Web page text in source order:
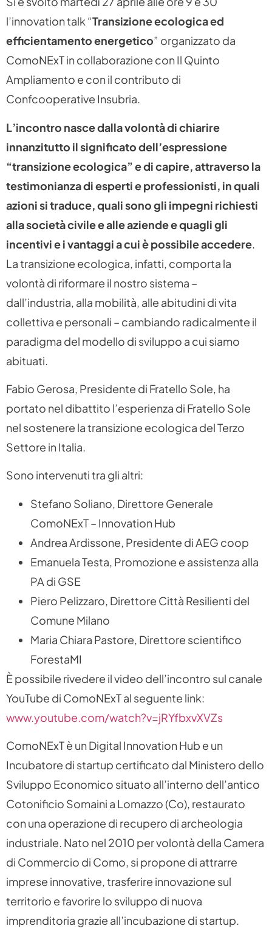
l’innovation talk “Transizione ecologica ed
efficientamento energetico” organizzato da
ComoNExT in collaborazione con Il Quinto
Ampliamento e con il contributo di
Confcooperative Insubria.
L’incontro nasce dalla volontà di chiarire
innanzitutto il significato dell’espressione
“transizione ecologica” e di capire, attraverso la
testimonianza di esperti e professionisti, in quali
azioni si traduce, quali sono gli impegni richiesti
alla società civile e alle aziende e quagli gli
incentivi e i vantaggi a cui è possibile accedere.
La transizione ecologica, infatti, comporta la
volontà di riformare il nostro sistema –
dall’industria, alla mobilità, alle abitudini di vita
collettiva e personali – cambiando radicalmente il
paradigma del modello di sviluppo a cui siamo
abituati.
Fabio Gerosa, Presidente di Fratello Sole, ha
portato nel dibattito l’esperienza di Fratello Sole
nel sostenere la transizione ecologica del Terzo
Settore in Italia.
Sono intervenuti tra gli altri:
Stefano Soliano, Direttore Generale
ComoNExT – Innovation Hub
Andrea Ardissone, Presidente di AEG coop
Emanuela Testa, Promozione e assistenza alla
PA di GSE
Piero Pelizzaro, Direttore Città Resilienti del
Comune Milano
Maria Chiara Pastore, Direttore scientifico
ForestaMI
È possibile rivedere il video dell’incontro sul canale
YouTube di ComoNExT al seguente link:
www.youtube.com/watch?v=jRYfbxvXVZs
ComoNExT è un Digital Innovation Hub e un
Incubatore di startup certificato dal Ministero dello
Sviluppo Economico situato all’interno dell’antico
Cotonificio Somaini a Lomazzo (Co), restaurato
con una operazione di recupero di archeologia
industriale. Nato nel 2010 per volontà della Camera
di Commercio di Como, si propone di attrarre
imprese innovative, trasferire innovazione sul
territorio e favorire lo sviluppo di nuova
imprenditoria grazie all’incubazione di startup.